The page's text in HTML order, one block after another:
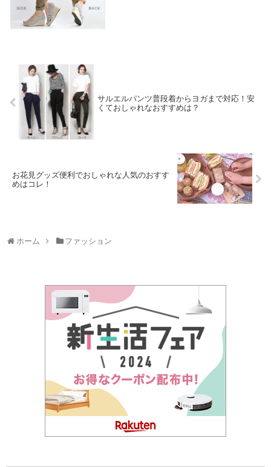
サルエルパンツ普段着からヨガまで対応！安
くておしゃれなおすすめは？
お花見グッズ便利でおしゃれな人気のおすす
めはコレ！
ホーム ファッション